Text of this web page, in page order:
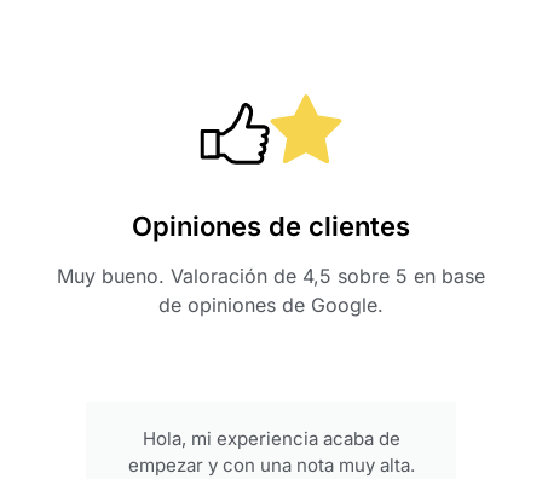
Opiniones de clientes
Muy bueno. Valoración de 4,5 sobre 5 en base
de opiniones de Google.
Hola, mi experiencia acaba de
empezar y con una nota muy alta.